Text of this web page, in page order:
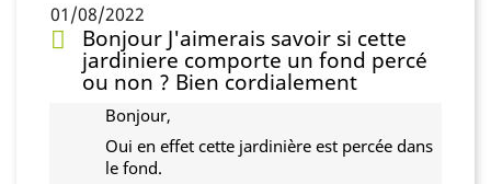
01/08/2022
Bonjour J'aimerais savoir si cette
jardiniere comporte un fond percé
ou non ? Bien cordialement
Bonjour,
Oui en effet cette jardinière est percée dans
le fond.